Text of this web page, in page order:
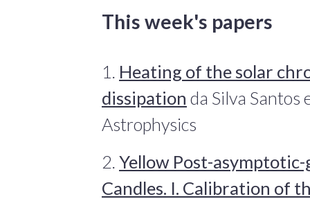
This week's papers
1. Heating of the solar
dissipation da Silva
Astrophysics
2. Yellow Post-
Candles. I. Calibration of